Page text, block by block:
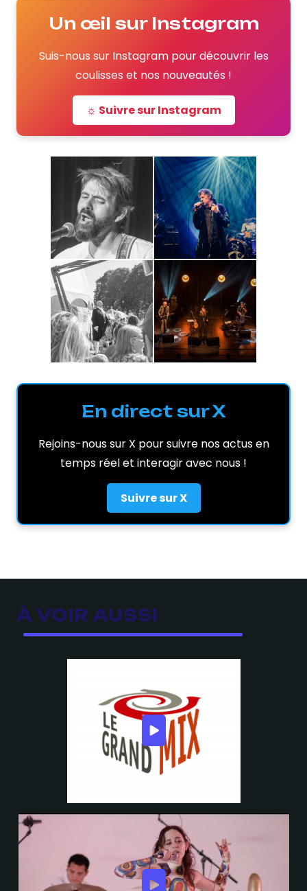
Un œil sur Instagram
Suis-nous sur Instagram pour découvrir les
coulisses et nos nouveautés !
☼ Suivre sur Instagram
En direct sur X
Rejoins-nous sur X pour suivre nos actus en
temps réel et interagir avec nous !
Suivre sur X
À VOIR AUSSI